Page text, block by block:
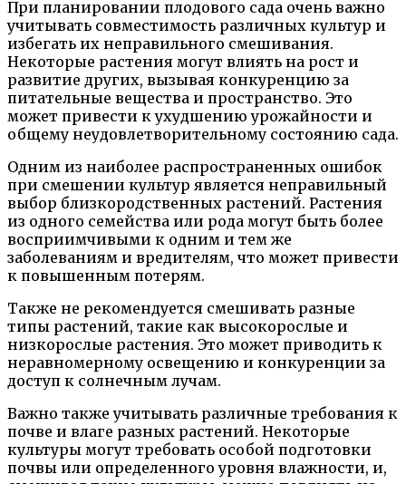
При планировании плодового сада очень важно
учитывать совместимость различных культур и
избегать их неправильного смешивания.
Некоторые растения могут влиять на рост и
развитие других, вызывая конкуренцию за
питательные вещества и пространство. Это
может привести к ухудшению урожайности и
общему неудовлетворительному состоянию сада.
Одним из наиболее распространенных ошибок
при смешении культур является неправильный
выбор близкородственных растений. Растения
из одного семейства или рода могут быть более
восприимчивыми к одним и тем же
заболеваниям и вредителям, что может привести
к повышенным потерям.
Также не рекомендуется смешивать разные
типы растений, такие как высокорослые и
низкорослые растения. Это может приводить к
неравномерному освещению и конкуренции за
доступ к солнечным лучам.
Важно также учитывать различные требования к
почве и влаге разных растений. Некоторые
культуры могут требовать особой подготовки
почвы или определенного уровня влажности, и,